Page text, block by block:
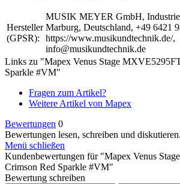
Hersteller
(GPSR):
MUSIK MEYER GmbH,
Marburg, Deutschland, +49 6421
https://www.musikundtechnik.de/,
info@musikundtechnik.de
Links zu "Mapex Venus Stage
Sparkle #VM"
Fragen zum Artikel?
Weitere Artikel von Mapex
Bewertungen 0
Bewertungen lesen, schreiben und
Menü schließen
Kundenbewertungen für "Mapex Venus
Crimson Red Sparkle #VM"
Bewertung schreiben